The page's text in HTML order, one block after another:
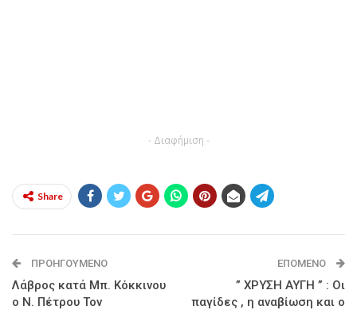
- Διαφήμιση -
Share
ΠΡΟΗΓΟΎΜΕΝΟ
Λάβρος κατά Μπ. Κόκκινου
ο Ν. Πέτρου Τον
ΕΠΌΜΕΝΟ
” ΧΡΥΣΗ ΑΥΓΗ ” : Οι
παγίδες , η αναβίωση και ο